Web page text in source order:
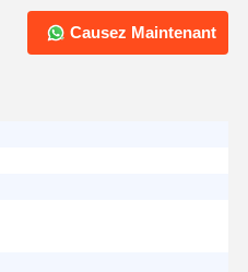
Causez Maintenant